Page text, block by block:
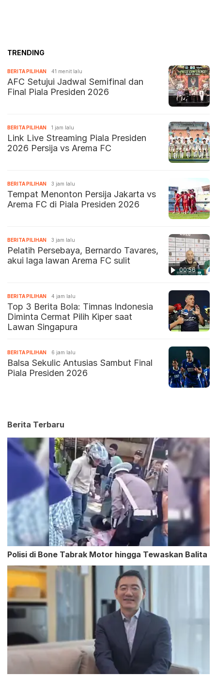
TRENDING
BERITA PILIHAN 41 menit lalu
AFC Setujui Jadwal Semifinal dan
Final Piala Presiden 2026
BERITA PILIHAN 1 jam lalu
Link Live Streaming Piala Presiden
2026 Persija vs Arema FC
BERITA PILIHAN 3 jam lalu
Tempat Menonton Persija Jakarta vs
Arema FC di Piala Presiden 2026
00:56
BERITA PILIHAN 3 jam lalu
Pelatih Persebaya, Bernardo Tavares,
akui laga lawan Arema FC sulit
BERITA PILIHAN 4 jam lalu
Top 3 Berita Bola: Timnas Indonesia
Diminta Cermat Pilih Kiper saat
Lawan Singapura
BERITA PILIHAN 6 jam lalu
Balsa Sekulic Antusias Sambut Final
Piala Presiden 2026
Berita Terbaru
Polisi di Bone Tabrak Motor hingga Tewaskan Balita